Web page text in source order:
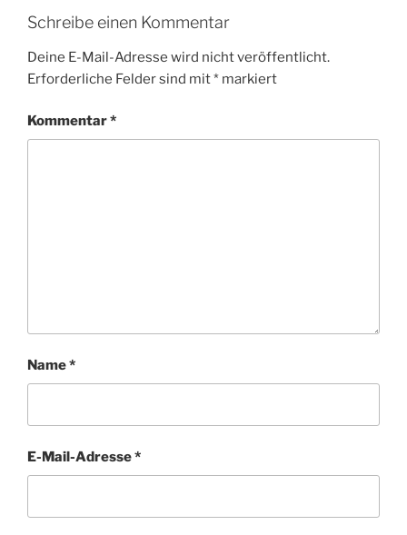
Schreibe einen Kommentar
Deine E-Mail-Adresse wird nicht veröffentlicht.
Erforderliche Felder sind mit* markiert
Kommentar*
Name*
E-Mail-Adresse*